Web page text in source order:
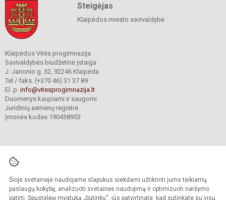
Šioje svetainėje naudojame slapukus siekdami užtikrinti jums teikiamų
paslaugų kokybę, analizuoti svetainės naudojimą ir optimizuoti naršymo
patirtį. Spustelėję mygtuką „Sutinku“, jūs patvirtinate, kad sutinkate su visų
Steigėjas
Klaipėdos miesto savivaldybė
Klaipėdos Vitės progimnazija
Savivaldybės biudžetinė įstaiga
J. Janonio g. 32, 92246 Klaipėda
Tel./ faks. (+370 46) 31 37 89
El. p. info@vitesprogimnazija.lt
Duomenys kaupiami ir saugomi
Juridinių asmenų registre
Įmonės kodas 190438953
© 2024. Klaipėdos Vitės progimnazija. Visos teisės saugomos.
Kopijuoti turinį be raštiško progimnazijos sutikimo griežtai draudžiama.